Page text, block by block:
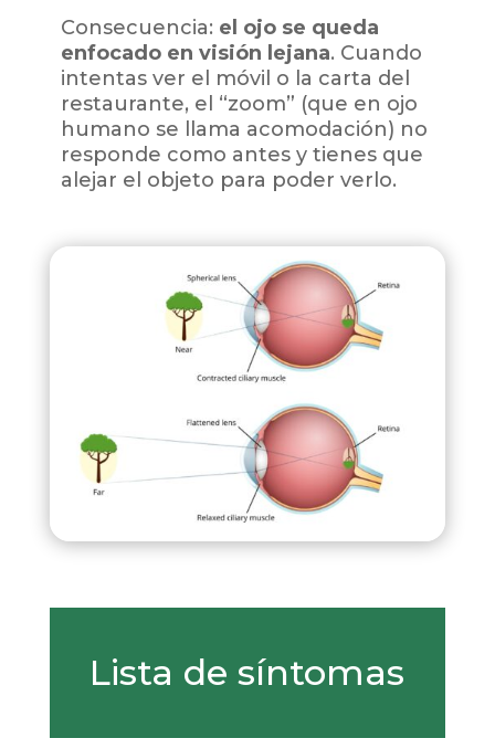
Consecuencia: el ojo se queda
enfocado en visión lejana. Cuando
intentas ver el móvil o la carta del
restaurante, el “zoom” (que en ojo
humano se llama acomodación) no
responde como antes y tienes que
alejar el objeto para poder verlo.
Lista de síntomas